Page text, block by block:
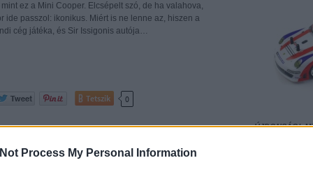
Process My Personal Information
ÚJDONSÁG!
ez a Mini Cooper. Elcsépelt szó, de ha valahova,
ide passzol: ikonikus. Miért is ne lenne az, hiszen a
cég játéka, és Sir Issigonis autója…
Tetszik 0
építés